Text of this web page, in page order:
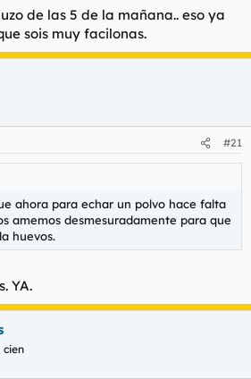
de las 5 de la mañana.. eso ya
sois muy facilonas.
#21
ahora para echar un polvo hace falta
amemos desmesuradamente para que
huevos.
YA.
cien